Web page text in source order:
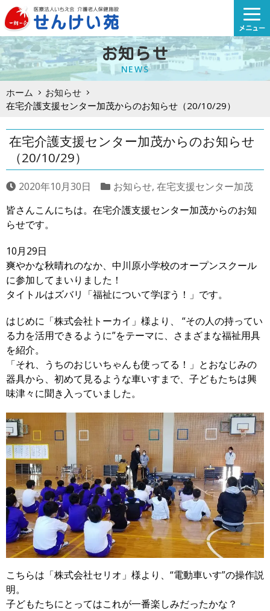
Skip
to
content
メニュー
お知らせ
NEWS
ホーム
お知らせ
在宅介護支援センター加茂からのお知らせ（20/10/29）
在宅介護支援センター加茂からのお知らせ
（20/10/29）
2020年10月30日 お知らせ, 在宅支援センター加茂
皆さんこんにちは。在宅介護支援センター加茂からのお知
らせです。
10月29日
爽やかな秋晴れのなか、中川原小学校のオープンスクール
に参加してまいりました！
タイトルはズバリ「福祉について学ぼう！」です。
はじめに「株式会社トーカイ」様より、 “その人の持ってい
る力を活用できるように”をテーマに、さまざまな福祉用具
を紹介。
「それ、うちのおじいちゃんも使ってる！」とおなじみの
器具から、初めて見るような車いすまで、子どもたちは興
味津々に聞き入っていました。
こちらは「株式会社セリオ」様より、“電動車いす”の操作説
明。
子どもたちにとってはこれが一番楽しみだったかな？